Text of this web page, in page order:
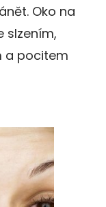
Oko na
slzením,
a pocitem